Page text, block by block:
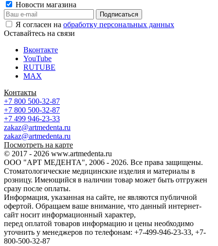
Новости магазина
Я согласен на обработку персональных данных
Оставайтесь на связи
Вконтакте
YouTube
RUTUBE
MAX
Контакты
+7 800 500-32-87
+7 800 500-32-87
+7 499 946-23-33
zakaz@artmedenta.ru
zakaz@artmedenta.ru
Посмотреть на карте
© 2017 - 2026 www.artmedenta.ru
ООО "АРТ МЕДЕНТА", 2006 - 2026. Все права защищены.
Стоматологические медицинские изделия и материалы в
розницу. Имеющийся в наличии товар может быть отгружен
сразу после оплаты.
Информация, указанная на сайте, не являются публичной
офертой. Обращаем ваше внимание, что данный интернет-
сайт носит информационный характер,
перед оплатой товаров информацию и цены необходимо
уточнить у менеджеров по телефонам: +7-499-946-23-33, +7-
800-500-32-87